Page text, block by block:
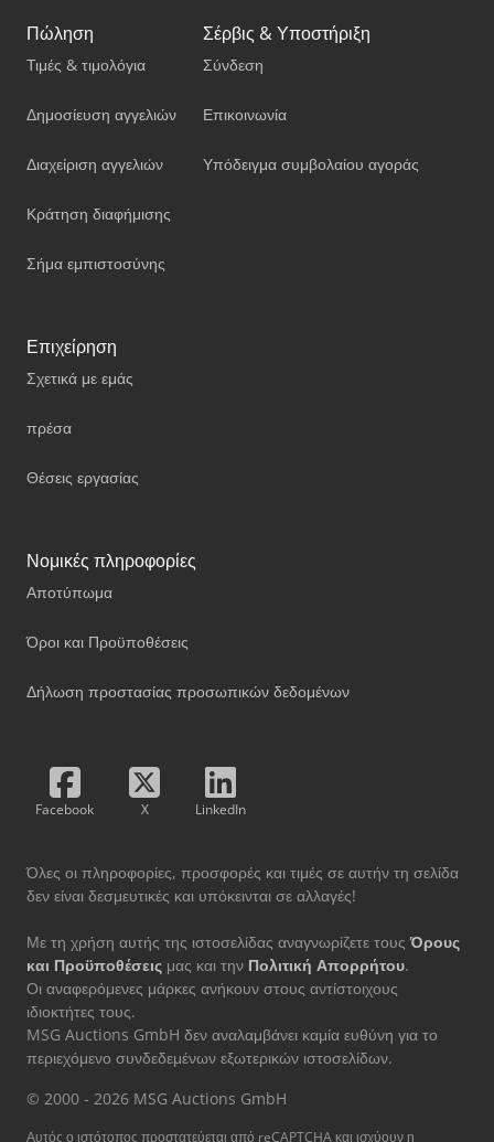
Πώληση
Τιμές & τιμολόγια
Δημοσίευση αγγελιών
Διαχείριση αγγελιών
Κράτηση διαφήμισης
Σήμα εμπιστοσύνης
Σέρβις & Υποστήριξη
Σύνδεση
Επικοινωνία
Υπόδειγμα συμβολαίου αγοράς
Επιχείρηση
Σχετικά με εμάς
πρέσα
Θέσεις εργασίας
Νομικές πληροφορίες
Αποτύπωμα
Όροι και Προϋποθέσεις
Δήλωση προστασίας προσωπικών δεδομένων
Facebook X LinkedIn
Όλες οι πληροφορίες, προσφορές και τιμές σε αυτήν τη σελίδα
δεν είναι δεσμευτικές και υπόκεινται σε αλλαγές!
Με τη χρήση αυτής της ιστοσελίδας αναγνωρίζετε τους Όρους
και Προϋποθέσεις μας και την Πολιτική Απορρήτου.
Οι αναφερόμενες μάρκες ανήκουν στους αντίστοιχους
ιδιοκτήτες τους.
MSG Auctions GmbH δεν αναλαμβάνει καμία ευθύνη για το
περιεχόμενο συνδεδεμένων εξωτερικών ιστοσελίδων.
© 2000 - 2026 MSG Auctions GmbH
Αυτός ο ιστότοπος προστατεύεται από reCAPTCHA και ισχύουν η